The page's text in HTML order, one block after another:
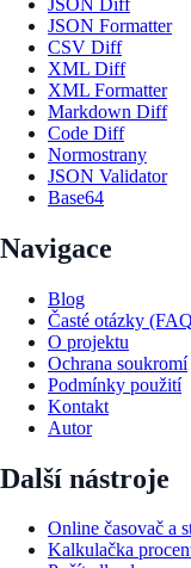
JSON Formatter
CSV Diff
XML Diff
XML Formatter
Markdown Diff
Code Diff
Normostrany
JSON Validator
Base64
Navigace
Blog
Časté otázky
O projektu
Ochrana soukromí
Podmínky použití
Kontakt
Autor
Další nástroje
Online časovač a
Kalkulačka